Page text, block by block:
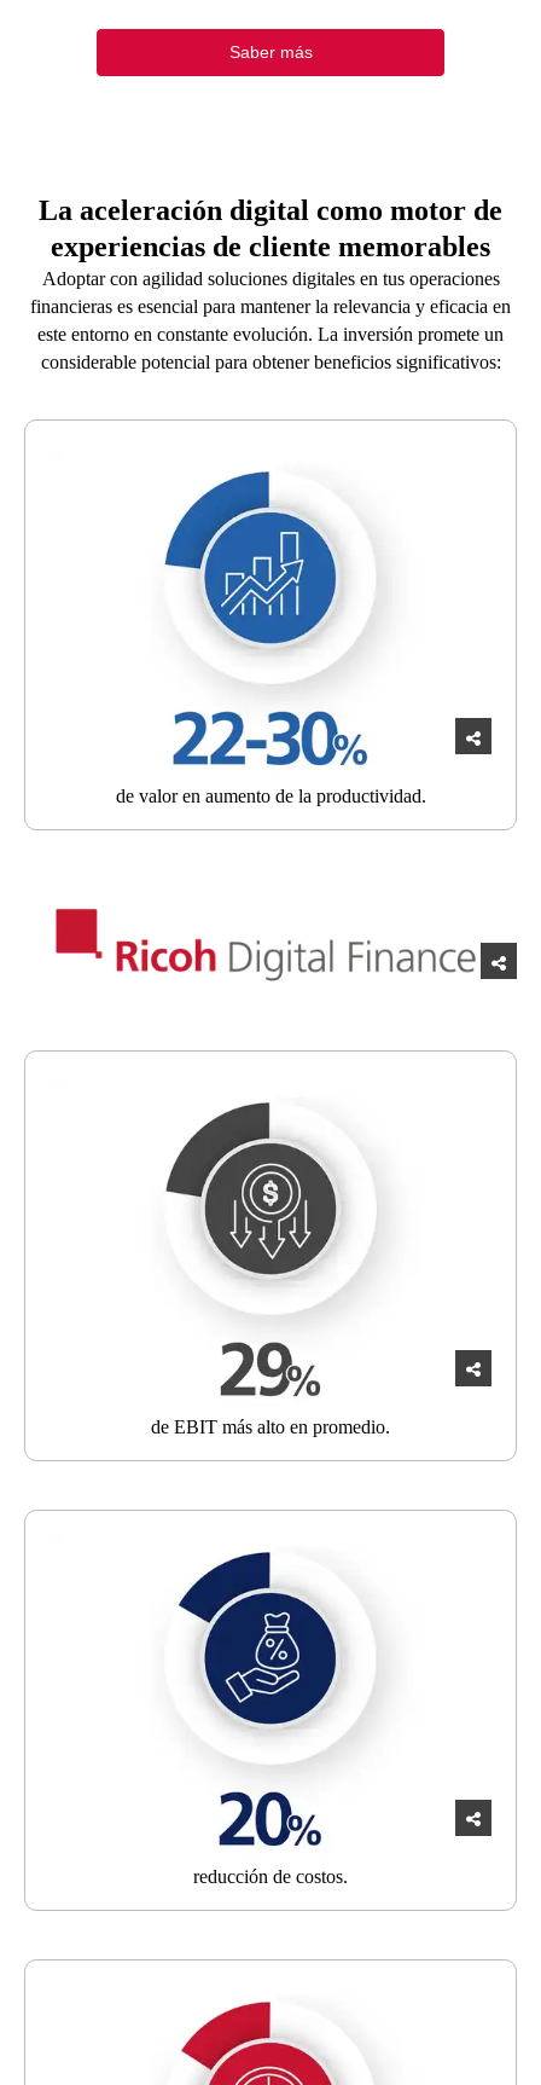
Saber más
La aceleración digital como motor de
experiencias de cliente memorables
Adoptar con agilidad soluciones digitales en tus operaciones
financieras es esencial para mantener la relevancia y eficacia en
este entorno en constante evolución. La inversión promete un
considerable potencial para obtener beneficios significativos:
de valor en aumento de la productividad.
de EBIT más alto en promedio.
reducción de costos.